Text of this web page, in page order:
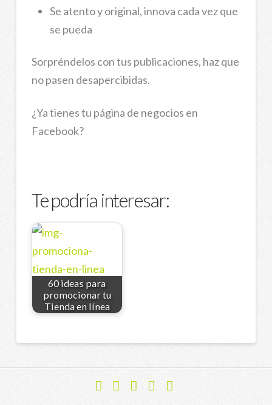
Se atento y original, innova cada vez que
se pueda
Sorpréndelos con tus publicaciones, haz que
no pasen desapercibidas.
¿Ya tienes tu página de negocios en
Facebook?
Te podría interesar:
60 ideas para
promocionar tu
Tienda en línea